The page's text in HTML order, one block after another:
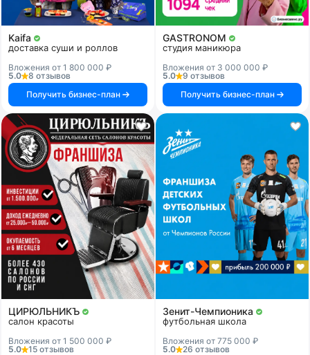
Kaifa
доставка суши и роллов
Вложения от 1 800 000 ₽
5.0
8 отзывов
Получить бизнес-план
GASTRONOM
студия маникюра
Вложения от 3 000 000 ₽
5.0
9 отзывов
Получить бизнес-план
ЦИРЮЛЬНИКЪ
салон красоты
Вложения от 1 500 000 ₽
5.0
15 отзывов
Зенит-Чемпионика
футбольная школа
Вложения от 775 000 ₽
5.0
26 отзывов